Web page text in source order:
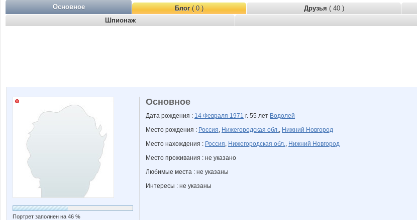
Основное Блог( 0 ) Друзья ( 40 )
Шпионаж
Портрет заполнен на 46 %
Основное
Дата рождения : 14 Февраля 1971 г. 55 лет Водолей
Место рождения : Россия, Нижегородская обл., Нижний Новгород
Место нахождения : Россия, Нижегородская обл., Нижний Новгород
Место проживания : не указано
Любимые места : не указаны
Интересы : не указаны